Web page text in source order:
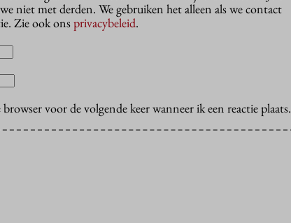
niet met derden. We gebruiken het alleen als we contact
Zie ook onsprivacybeleid.
voor de volgende keer wanneer ik een reactie plaats.